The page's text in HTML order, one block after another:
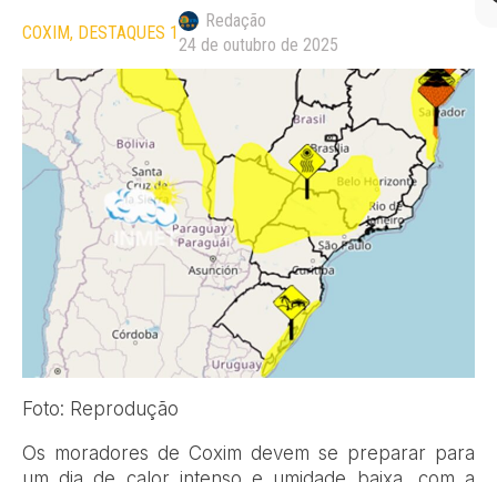
COXIM DESTAQUES 1
Redação
24 de outubro de 2025
Foto: Reprodução
Os moradores de Coxim devem se preparar para